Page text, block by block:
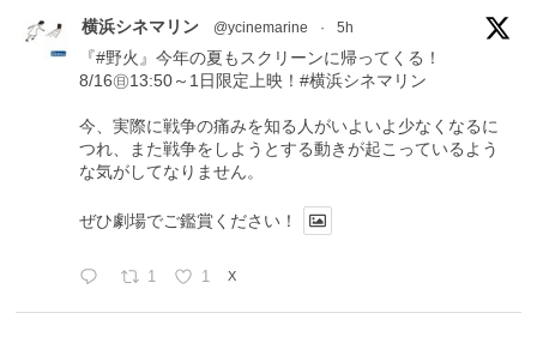
横浜シネマリン @ycinemarine · 5h
『#野火』今年の夏もスクリーンに帰ってくる！
8/16㊐13:50～1日限定上映！#横浜シネマリン
今、実際に戦争の痛みを知る人がいよいよ少なくなるに
つれ、また戦争をしようとする動きが起こっているよう
な気がしてなりません。
ぜひ劇場でご鑑賞ください！
1 1 X